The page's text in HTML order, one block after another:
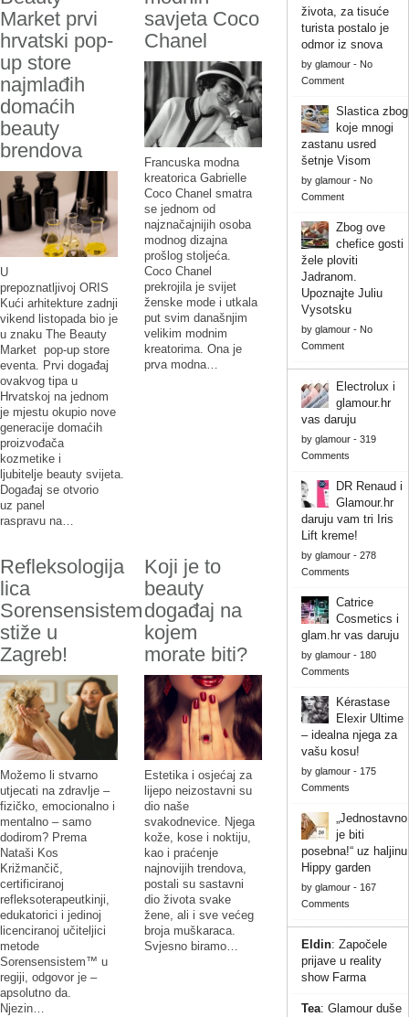
Market prvi
hrvatski pop-
up store
najmlađih
domaćih
beauty
brendova
U
prepoznatljivoj ORIS
Kući arhitekture zadnji
vikend listopada bio je
u znaku The Beauty
Market pop-up store
eventa. Prvi događaj
ovakvog tipa u
Hrvatskoj na jednom
je mjestu okupio nove
generacije domaćih
proizvođača
kozmetike i
ljubitelje beauty svijeta.
Događaj se otvorio
uz panel
raspravu na…
savjeta Coco
Chanel
Francuska modna
kreatorica Gabrielle
Coco Chanel smatra
se jednom od
najznačajnijih osoba
modnog dizajna
prošlog stoljeća.
Coco Chanel
prekrojila je svijet
ženske mode i utkala
put svim današnjim
velikim modnim
kreatorima. Ona je
prva modna…
Refleksologija
lica
Sorensensistem
stiže u
Zagreb!
Možemo li stvarno
utjecati na zdravlje –
fizičko, emocionalno i
mentalno – samo
dodirom? Prema
Nataši Kos
Križmančič,
certificiranoj
refleksoterapeutkinji,
edukatorici i jedinoj
licenciranoj učiteljici
metode
Sorensensistem™ u
regiji, odgovor je –
apsolutno da.
Njezin…
Koji je to
beauty
događaj na
kojem
morate biti?
Estetika i osjećaj za
lijepo neizostavni su
dio naše
svakodnevice. Njega
kože, kose i noktiju,
kao i praćenje
najnovijih trendova,
postali su sastavni
dio života svake
žene, ali i sve većeg
broja muškaraca.
Svjesno biramo…
života, za tisuće
turista postalo je
odmor iz snova
by glamour- No
Comment
Slastica zbog
koje mnogi
zastanu usred
šetnje Visom
by glamour- No
Comment
Zbog ove
chefice gosti
žele ploviti
Jadranom.
Upoznajte Juliu
Vysotsku
by glamour- No
Comment
Electrolux i
glamour.hr
vas daruju
by glamour- 319
Comments
DR Renaud i
Glamour.hr
daruju vam tri Iris
Lift kreme!
by glamour- 278
Comments
Catrice
Cosmetics i
glam.hr vas daruju
by glamour- 180
Comments
Kérastase
Elexir Ultime
– idealna njega za
vašu kosu!
by glamour- 175
Comments
„Jednostavno
je biti
posebna!“ uz haljinu
Hippy garden
by glamour- 167
Comments
Eldin: Započele
prijave u reality
show Farma
Tea: Glamour duše